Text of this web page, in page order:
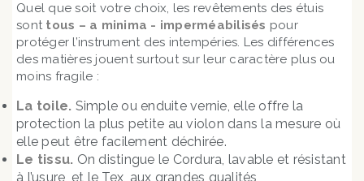
Quel que soit votre choix, les revêtements des étuis
sont tous – a minima - imperméabilisés pour
protéger l’instrument des intempéries. Les différences
des matières jouent surtout sur leur caractère plus ou
moins fragile :
La toile. Simple ou enduite vernie, elle offre la
protection la plus petite au violon dans la mesure où
elle peut être facilement déchirée.
Le tissu. On distingue le Cordura, lavable et résistant
à l’usure, et le Tex, aux grandes qualités